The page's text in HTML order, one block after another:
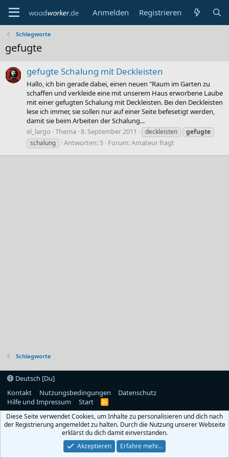
Anmelden Registrieren
Schlagworte
gefugte
gefugte Schalung mit Deckleisten
Hallo, ich bin gerade dabei, einen neuen "Raum im Garten zu
schaffen und verkleide eine mit unserem Haus erworbene Laube
mit einer gefugten Schalung mit Deckleisten. Bei den Deckleisten
lese ich immer, sie sollen nur auf einer Seite befesetigt werden,
damit sie beim Arbeiten der Schalung...
el_largo Thema 8. September 2011 deckleisten
gefugte
schalung
Antworten: 5 Forum:Amateur fragt
Schlagworte
Deutsch [Du]
Kontakt
Nutzungsbedingungen
Datenschutz
Hilfe und Impressum
Start
R
S
Diese Seite verwendet Cookies, um Inhalte zu personalisieren und dich nach
der Registrierung angemeldet zu halten. Durch die Nutzung unserer Webseite
erklärst du dich damit einverstanden.
Akzeptieren
Erfahre mehr…